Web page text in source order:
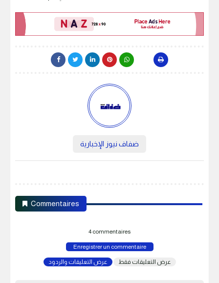
ضفاف نيوز الإخبارية
Commentaires
4 commentaires
Enregistrer un commentaire
عرض التعليقات فقط عرض التعليقات والردود